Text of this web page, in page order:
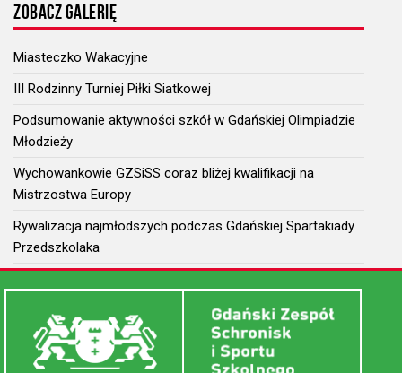
ZOBACZ GALERIĘ
Miasteczko Wakacyjne
III Rodzinny Turniej Piłki Siatkowej
Podsumowanie aktywności szkół w Gdańskiej Olimpiadzie
Młodzieży
Wychowankowie GZSiSS coraz bliżej kwalifikacji na
Mistrzostwa Europy
Rywalizacja najmłodszych podczas Gdańskiej Spartakiady
Przedszkolaka